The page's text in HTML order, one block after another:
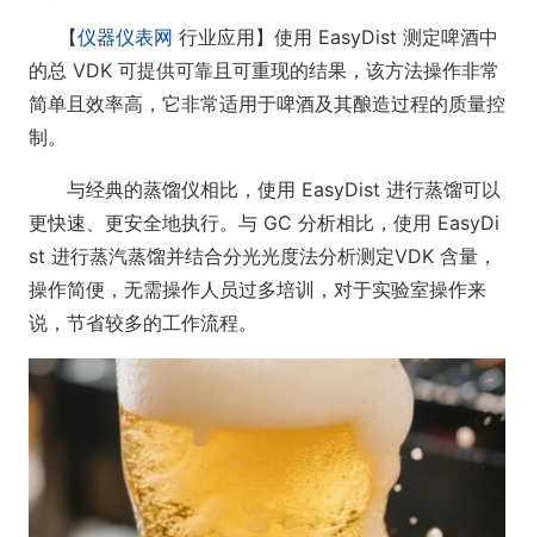
【仪器仪表网 行业应用】使用 EasyDist 测定啤酒中
的总 VDK 可提供可靠且可重现的结果，该方法操作非常
简单且效率高，它非常适用于啤酒及其酿造过程的质量控
制。
与经典的蒸馏仪相比，使用 EasyDist 进行蒸馏可以
更快速、更安全地执行。与 GC 分析相比，使用 EasyDi
st 进行蒸汽蒸馏并结合分光光度法分析测定VDK 含量，
操作简便，无需操作人员过多培训，对于实验室操作来
说，节省较多的工作流程。